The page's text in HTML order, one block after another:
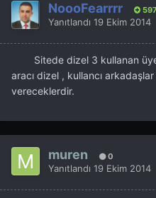
NoooFearrrr 597
Yanıtlandı 19 Ekim 2014
Sitede dizel 3 kullanan
aracı dizel , kullancı
vereceklerdir.
muren 0
Yanıtlandı 19 Ekim 2014